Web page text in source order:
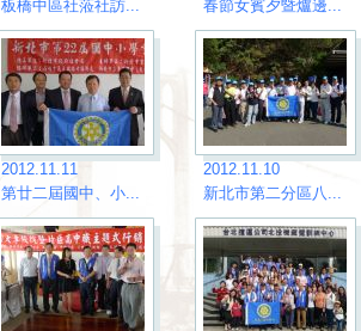
板橋中區社蒞社訪...
春節女賓夕暨爐邊...
2012.11.11
第廿二屆國中、小...
2012.11.10
新北市第二分區八...